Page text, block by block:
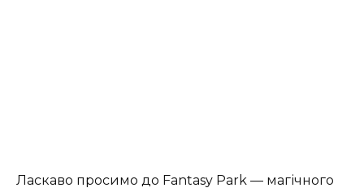
Ласкаво просимо до Fantasy Park — магічного